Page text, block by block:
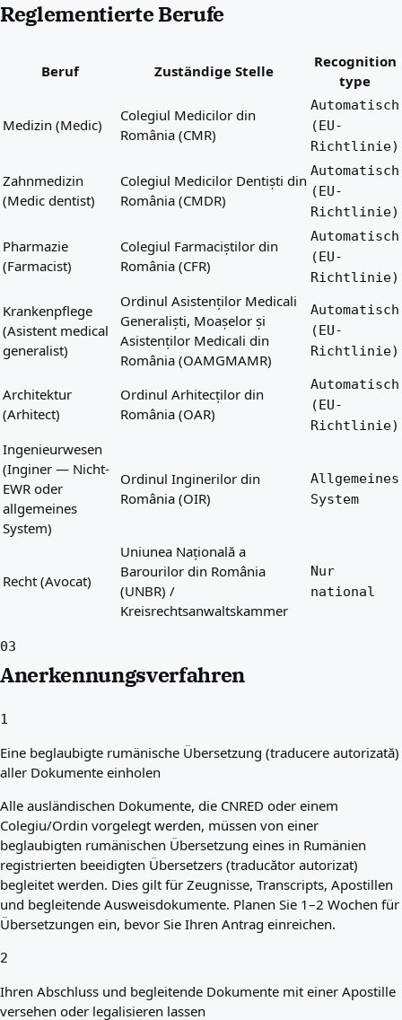
Reglementierte Berufe
Beruf Zuständige Stelle
Recognition
type
Medizin (Medic)
Colegiul Medicilor din
România (CMR)
Automatisch
(EU-
Richtlinie)
Zahnmedizin
(Medic dentist)
Colegiul Medicilor Dentiști din
România (CMDR)
Automatisch
(EU-
Richtlinie)
Pharmazie
(Farmacist)
Colegiul Farmaciștilor din
România (CFR)
Automatisch
(EU-
Richtlinie)
Krankenpflege
(Asistent medical
generalist)
Ordinul Asistenților Medicali
Generaliști, Moașelor și
Asistenților Medicali din
România (OAMGMAMR)
Automatisch
(EU-
Richtlinie)
Architektur
(Arhitect)
Ordinul Arhitecților din
România (OAR)
Automatisch
(EU-
Richtlinie)
Ingenieurwesen
(Inginer — Nicht-
EWR oder
allgemeines
System)
Ordinul Inginerilor din
România (OIR)
Allgemeines
System
Recht (Avocat)
Uniunea Națională a
Barourilor din România
(UNBR) /
Kreisrechtsanwaltskammer
Nur
national
03
Anerkennungsverfahren
1
Eine beglaubigte rumänische Übersetzung (traducere autorizată)
aller Dokumente einholen
Alle ausländischen Dokumente, die CNRED oder einem
Colegiu/Ordin vorgelegt werden, müssen von einer
beglaubigten rumänischen Übersetzung eines in Rumänien
registrierten beeidigten Übersetzers (traducător autorizat)
begleitet werden. Dies gilt für Zeugnisse, Transcripts, Apostillen
und begleitende Ausweisdokumente. Planen Sie 1–2 Wochen für
Übersetzungen ein, bevor Sie Ihren Antrag einreichen.
2
Ihren Abschluss und begleitende Dokumente mit einer Apostille
versehen oder legalisieren lassen